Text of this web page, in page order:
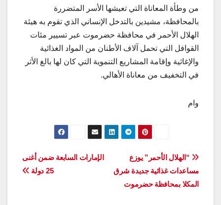
من وطأة المعاناة التي تعيشها الأسر المتضررة
بالمحافظة، مشيدين بالتدخل الإنساني الذي تقوم به هيئة
الهلال الأحمر في محافظة حضرموت عبر تسيير مئات
القوافل التي تحمل آلاف الأطنان من المواد الغذائية
والإغاثية وإقامة المشاريع التنموية التي كان لها بالغ الأثر
في التخفيف من معاناة الأهالي.
وام
تصفّح
المقالات
الإمارات السابعة ضمن أغنى
25 دولة
“الهلال الأحمر” يوزع
مساعدات غذائية جديدة شرق
المكلا بمحافظة حضرموت